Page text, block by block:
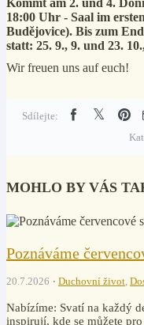
Kommt am 2. und 4.
18:00 Uhr - Saal im
Budějovice). Bis zum
statt: 25. 9., 9. und 23.
Wir freuen uns auf euch!
Sdílejte:
MOHLO BY VÁS
Poznáváme
20.7.2026 Duchovní život,
Nabízíme: Svatí na každý
inspirují, kde se můžete